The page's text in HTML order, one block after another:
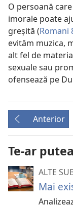
O persoană
imorale poate
greşită (Romani
evităm muzica,
alt fel de
sexuale sau
ofensează pe
Anterior
Te-ar
ALTE
Mai